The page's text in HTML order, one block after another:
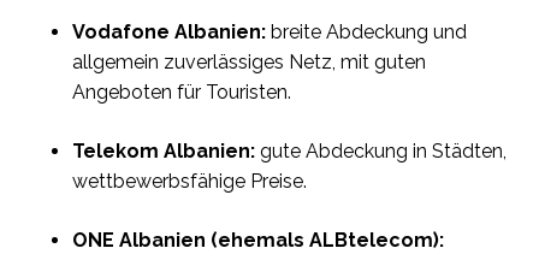
Vodafone Albanien: breite Abdeckung und
allgemein zuverlässiges Netz, mit guten
Angeboten für Touristen.
Telekom Albanien: gute Abdeckung in Städten,
wettbewerbsfähige Preise.
ONE Albanien (ehemals ALBtelecom):